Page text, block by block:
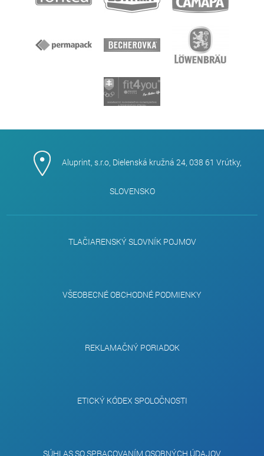
Aluprint, s.r.o, Dielenská kružná 24, 038 61 Vrútky,
SLOVENSKO
TLAČIARENSKÝ SLOVNÍK POJMOV
VŠEOBECNÉ OBCHODNÉ PODMIENKY
REKLAMAČNÝ PORIADOK
ETICKÝ KÓDEX SPOLOČNOSTI
SÚHLAS SO SPRACOVANÍM OSOBNÝCH ÚDAJOV